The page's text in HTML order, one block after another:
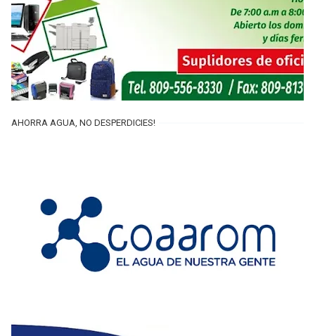
AHORRA AGUA, NO DESPERDICIES!